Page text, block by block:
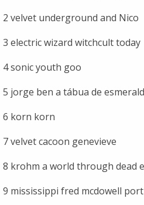
2 velvet underground and Nico
3 electric wizard witchcult today
4 sonic youth goo
5 jorge ben a tábua de
6 korn korn
7 velvet cacoon genevieve
8 krohm a world through dead
9 mississippi fred mcdowell